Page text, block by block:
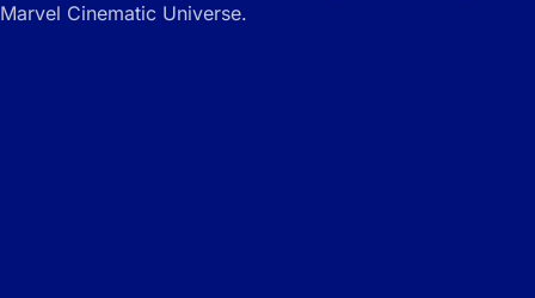
Marvel Cinematic Universe.